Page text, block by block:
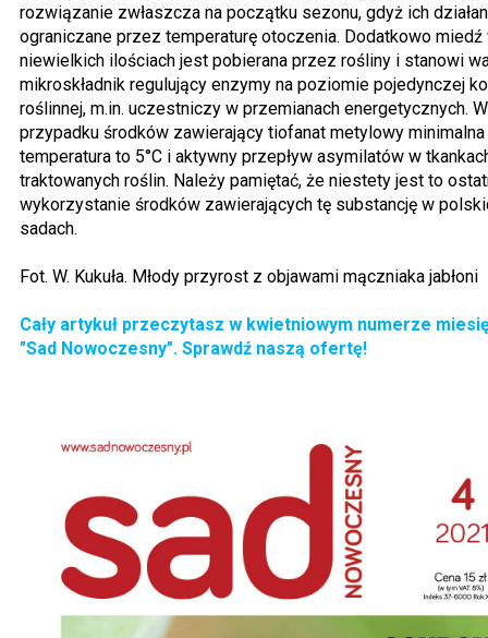
rozwiązanie zwłaszcza na początku sezonu, gdyż ich
ograniczane przez temperaturę otoczenia. Dodatkowo miedź
niewielkich ilościach jest pobierana przez rośliny i stanowi
mikroskładnik regulujący enzymy na poziomie pojedynczej
roślinnej, m.in. uczestniczy w przemianach energetycznych. W
przypadku środków zawierający tiofanat metylowy minimalna
temperatura to 5°C i aktywny przepływ asymilatów w
traktowanych roślin. Należy pamiętać, że niestety jest to
wykorzystanie środków zawierających tę substancję w
sadach.
Fot. W. Kukuła. Młody przyrost z objawami mączniaka jabłoni
Cały artykuł przeczytasz w kwietniowym numerze
"Sad Nowoczesny". Sprawdź naszą ofertę!